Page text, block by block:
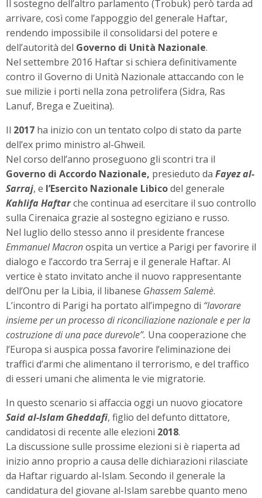
Il sostegno dell’altro parlamento (Trobuk) però tarda ad
arrivare, così come l’appoggio del generale Haftar,
rendendo impossibile il consolidarsi del potere e
dell’autorità del Governo di Unità Nazionale.
Nel settembre 2016 Haftar si schiera definitivamente
contro il Governo di Unità Nazionale attaccando con le
sue milizie i porti nella zona petrolifera (Sidra, Ras
Lanuf, Brega e Zueitina).
Il 2017 ha inizio con un tentato colpo di stato da parte
dell’ex primo ministro al-Ghweil.
Nel corso dell’anno proseguono gli scontri tra il
Governo di Accordo Nazionale, presieduto da Fayez al-
Sarraj, e l’Esercito Nazionale Libicodel generale
Kahlifa Haftarche continua ad esercitare il suo controllo
sulla Cirenaica grazie al sostegno egiziano e russo.
Nel luglio dello stesso anno il presidente francese
Emmanuel Macronospita un vertice a Parigi per favorire il
dialogo e l’accordo tra Serraj e il generale Haftar. Al
vertice è stato invitato anche il nuovo rappresentante
dell’Onu per la Libia, il libanese Ghassem Salemè.
L’incontro di Parigi ha portato all’impegno di “lavorare
insieme per un processo di riconciliazione nazionale e per la
costruzione di una pace durevole”. Una cooperazione che
l’Europa si auspica possa favorire l’eliminazione dei
traffici d’armi che alimentano il terrorismo, e del traffico
di esseri umani che alimenta le vie migratorie.
In questo scenario si affaccia oggi un nuovo giocatore
Said al-Islam Gheddafi, figlio del defunto dittatore,
candidatosi di recente alle elezioni 2018.
La discussione sulle prossime elezioni si è riaperta ad
inizio anno proprio a causa delle dichiarazioni rilasciate
da Haftar riguardo al-Islam. Secondo il generale la
candidatura del giovane al-Islam sarebbe quanto meno